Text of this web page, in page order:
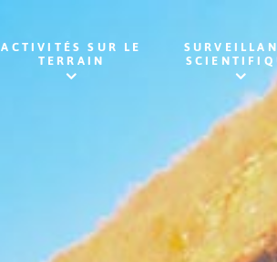
ACTIVITÉS SUR LE
TERRAIN